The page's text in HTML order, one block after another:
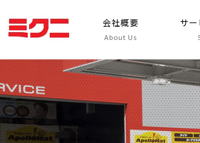
会社概要
About Us
サ